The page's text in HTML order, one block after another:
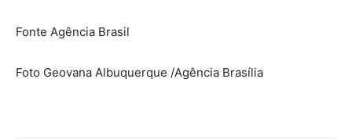
Fonte Agência Brasil
Foto Geovana Albuquerque /Agência Brasília